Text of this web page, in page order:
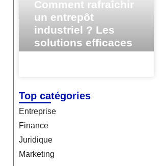
Comment rafraîchir
un entrepôt
industriel ? Les
solutions efficaces
pour réduire la
Top catégories
Entreprise
Finance
Juridique
Marketing